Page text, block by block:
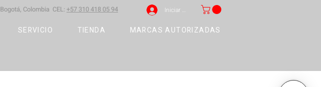
Bogotá, Colombia CEL: +57 310 418 05 94 Iniciar sesión
SERVICIO TIENDA MARCAS AUTORIZADAS